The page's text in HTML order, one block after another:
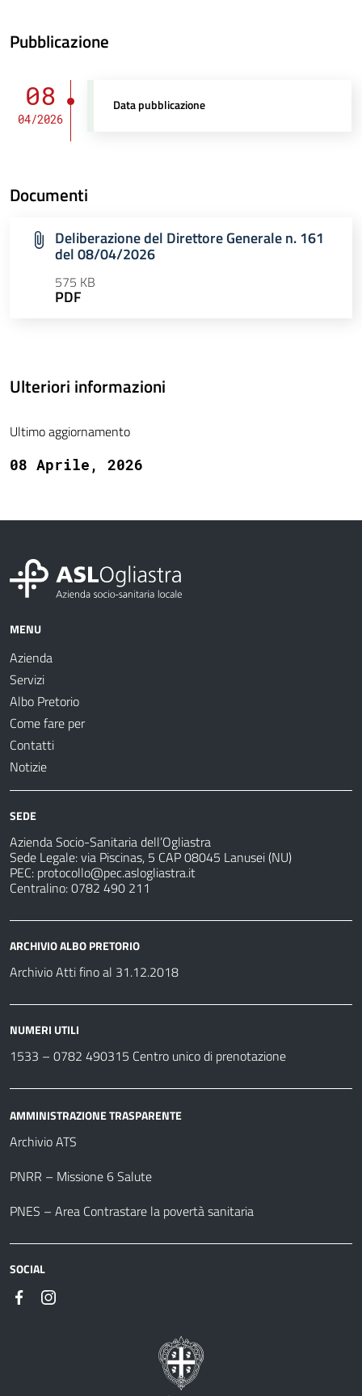
Pubblicazione
08
04/2026
Data pubblicazione
Documenti
Deliberazione del Direttore Generale n. 161
del 08/04/2026
575 KB
PDF
Ulteriori informazioni
Ultimo aggiornamento
08 Aprile, 2026
MENU
Azienda
Servizi
Albo Pretorio
Come fare per
Contatti
Notizie
SEDE
Azienda Socio-Sanitaria dell’Ogliastra
Sede Legale: via Piscinas, 5 CAP 08045 Lanusei (NU)
PEC: protocollo@pec.aslogliastra.it
Centralino: 0782 490 211
ARCHIVIO ALBO PRETORIO
Archivio Atti fino al 31.12.2018
NUMERI UTILI
1533 – 0782 490315 Centro unico di prenotazione
AMMINISTRAZIONE TRASPARENTE
Archivio ATS
PNRR – Missione 6 Salute
PNES – Area Contrastare la povertà sanitaria
SOCIAL